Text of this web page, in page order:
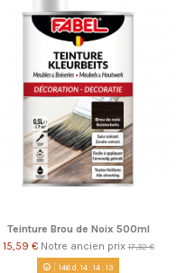
Teinture Brou de Noix 500ml
15,59 € Notre ancien prix17,32 €
146d. 14:14:13